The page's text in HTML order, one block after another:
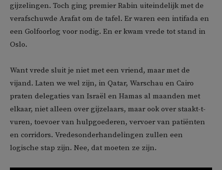
gijzelingen. Toch ging premier Rabin uiteindelijk met de
verafschuwde Arafat om de tafel. Er waren een intifada en
een Golfoorlog voor nodig. En er kwam vrede tot stand in
Oslo.
Want vrede sluit je niet met een vriend, maar met de
vijand. Laten we wel zijn, in Qatar, Warschau en Cairo
praten delegaties van Israël en Hamas al maanden met
elkaar, niet alleen over gijzelaars, maar ook over staakt-t-
vuren, toevoer van hulpgoederen, vervoer van patiënten
en corridors. Vredesonderhandelingen zullen een
logische stap zijn. Nee, dat moeten ze zijn.